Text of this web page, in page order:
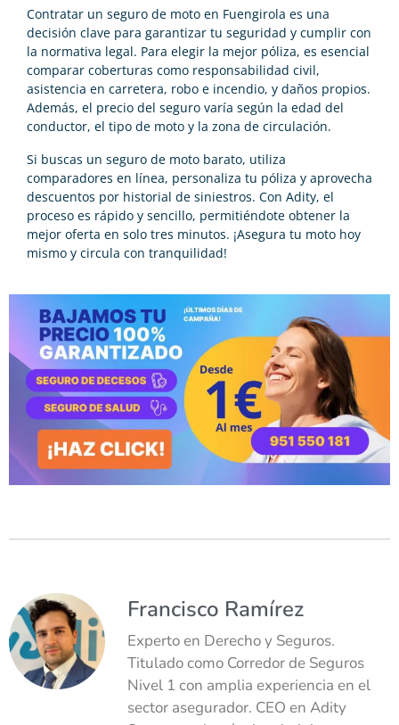
Contratar un seguro de moto en Fuengirola es una
decisión clave para garantizar tu seguridad y cumplir con
la normativa legal. Para elegir la mejor póliza, es esencial
comparar coberturas como responsabilidad civil,
asistencia en carretera, robo e incendio, y daños propios.
Además, el precio del seguro varía según la edad del
conductor, el tipo de moto y la zona de circulación.
Si buscas un seguro de moto barato, utiliza
comparadores en línea, personaliza tu póliza y aprovecha
descuentos por historial de siniestros. Con Adity, el
proceso es rápido y sencillo, permitiéndote obtener la
mejor oferta en solo tres minutos. ¡Asegura tu moto hoy
mismo y circula con tranquilidad!
Francisco Ramírez
Experto en Derecho y Seguros.
Titulado como Corredor de Seguros
Nivel 1 con amplia experiencia en el
sector asegurador. CEO en Adity